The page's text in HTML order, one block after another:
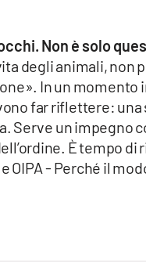
Non è solo
degli animali,
In un momento
far riflettere: una
Serve un impegno
È tempo di
OIPA - Perché il